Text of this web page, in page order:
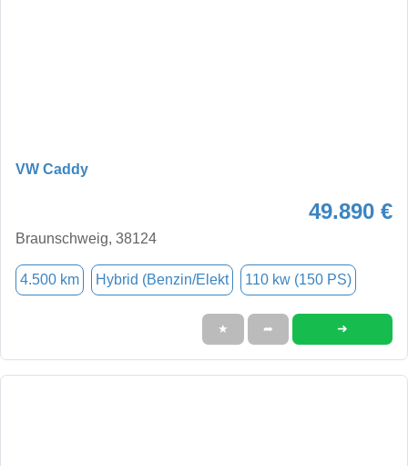
VW Caddy
49.890 €
Braunschweig, 38124
4.500 km Hybrid (Benzin/Elekt 110 kw (150 PS)
★ ➦ ➜